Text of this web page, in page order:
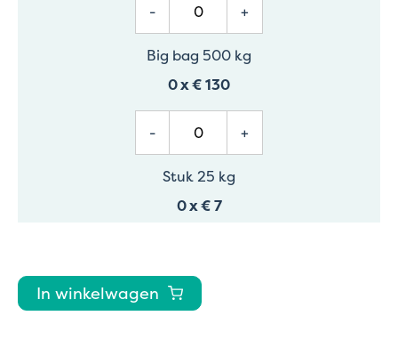
- +
Big bag 500 kg
0x€ 130
- +
Stuk 25 kg
0x€ 7
In winkelwagen